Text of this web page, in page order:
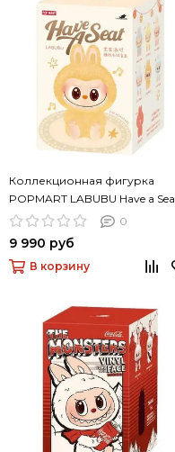
Коллекционная фигурка
POPMART LABUBU Have a Sea
0
9 990 руб
В корзину